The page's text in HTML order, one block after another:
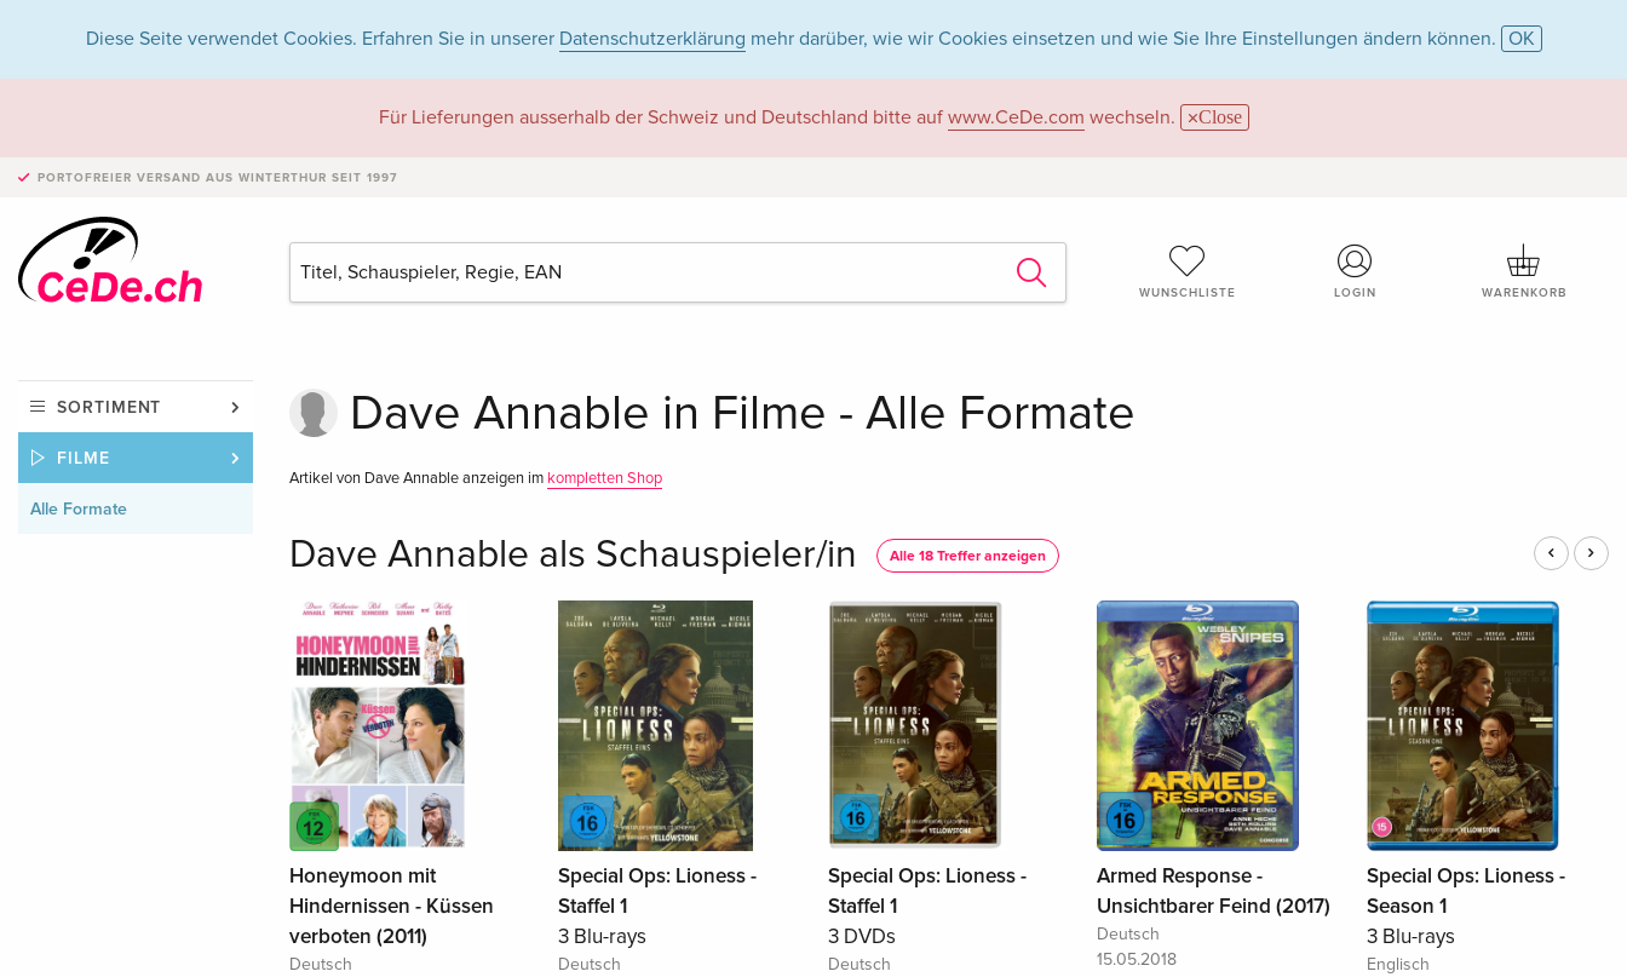
Diese Seite verwendet Cookies. Erfahren Sie in unserer Datenschutzerklärung mehr darüber, wie wir Cookies einsetzen und wie Sie Ihre Einstellungen ändern können. OK
Für Lieferungen ausserhalb der Schweiz und Deutschland bitte auf www.CeDe.com wechseln. Close
PORTOFREIER VERSAND AUS WINTERTHUR SEIT 1997
WUNSCHLISTE LOGIN WARENKORB
SORTIMENT
FILME
Alle Formate
Dave Annable in Filme - Alle Formate
Artikel von Dave Annable anzeigen im kompletten Shop
Dave Annable als Schauspieler/in Alle 18 Treffer anzeigen
Honeymoon mit
Hindernissen - Küssen
verboten (2011)
Deutsch
Special Ops: Lioness -
Staffel 1
3 Blu-rays
Deutsch
Special Ops: Lioness -
Staffel 1
3 DVDs
Deutsch
Armed Response -
Unsichtbarer Feind (2017)
Deutsch
15.05.2018
Special Ops: Lioness -
Season 1
3 Blu-rays
Englisch